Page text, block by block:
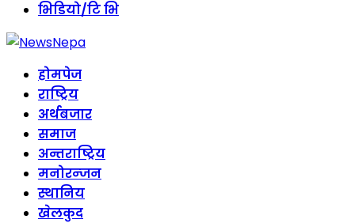
भिडियो/टि भि
होमपेज
राष्ट्रिय
अर्थबजार
समाज
अन्तराष्ट्रिय
मनोरन्जन
स्थानिय
खेलकुद